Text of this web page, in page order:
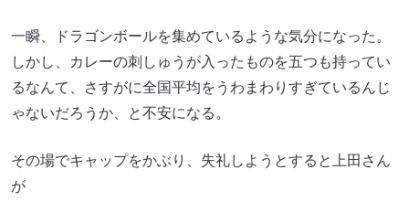
一瞬、ドラゴンボールを集めているような気分になった。
しかし、カレーの刺しゅうが入ったものを五つも持ってい
るなんて、さすがに全国平均をうわまわりすぎているんじ
ゃないだろうか、と不安になる。
その場でキャップをかぶり、失礼しようとすると上田さん
が